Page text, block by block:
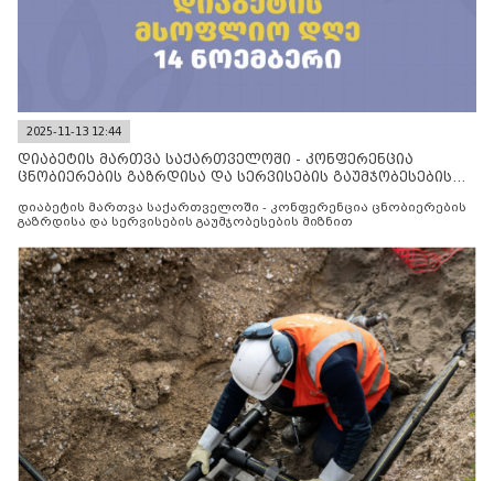
2025-11-13 12:44
დიაბეტის მართვა საქართველოში - კონფერენცია
ცნობიერების გაზრდისა და სერვისების გაუმჯობესების
დიაბეტის მართვა საქართველოში - კონფერენცია ცნობიერების
გაზრდისა და სერვისების გაუმჯობესების მიზნით